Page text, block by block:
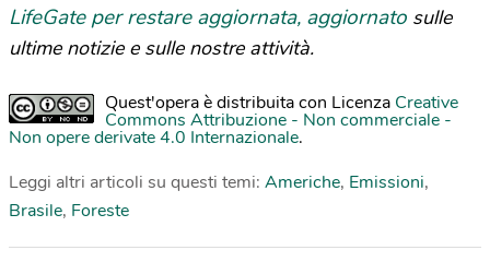
LifeGate per restare aggiornata, aggiornato sulle
ultime notizie e sulle nostre attività.
Quest'opera è distribuita con Licenza Creative
Commons Attribuzione - Non commerciale -
Non opere derivate 4.0 Internazionale.
Leggi altri articoli su questi temi: Americhe, Emissioni,
Brasile, Foreste